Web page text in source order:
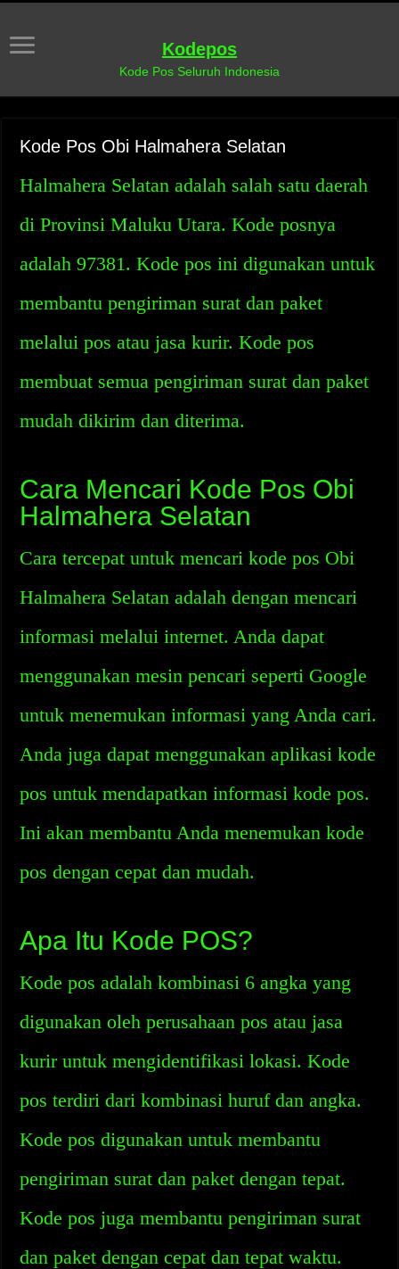
Kodepos
Kode Pos Seluruh Indonesia
Kode Pos Obi Halmahera Selatan
Halmahera Selatan adalah salah satu daerah
di Provinsi Maluku Utara. Kode posnya
adalah 97381. Kode pos ini digunakan untuk
membantu pengiriman surat dan paket
melalui pos atau jasa kurir. Kode pos
membuat semua pengiriman surat dan paket
mudah dikirim dan diterima.
Cara Mencari Kode Pos Obi
Halmahera Selatan
Cara tercepat untuk mencari kode pos Obi
Halmahera Selatan adalah dengan mencari
informasi melalui internet. Anda dapat
menggunakan mesin pencari seperti Google
untuk menemukan informasi yang Anda cari.
Anda juga dapat menggunakan aplikasi kode
pos untuk mendapatkan informasi kode pos.
Ini akan membantu Anda menemukan kode
pos dengan cepat dan mudah.
Apa Itu Kode POS?
Kode pos adalah kombinasi 6 angka yang
digunakan oleh perusahaan pos atau jasa
kurir untuk mengidentifikasi lokasi. Kode
pos terdiri dari kombinasi huruf dan angka.
Kode pos digunakan untuk membantu
pengiriman surat dan paket dengan tepat.
Kode pos juga membantu pengiriman surat
dan paket dengan cepat dan tepat waktu.